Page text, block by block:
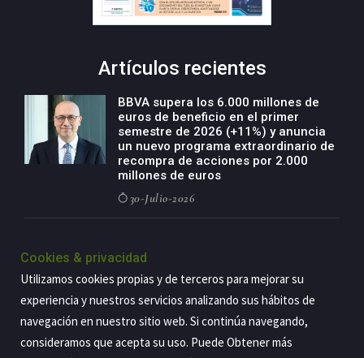
Artículos recientes
BBVA supera los 6.000 millones de
euros de beneficio en el primer
semestre de 2026 (+11%) y anuncia
un nuevo programa extraordinario de
recompra de acciones por 2.000
millones de euros
30-Julio-2026
negocio agro con un modelo global
de especialización presente en siete
países
29-Julio-2026
Cookies & privacidad
Utilizamos cookies propias y de terceros para mejorar su
experiencia y nuestros servicios analizando sus hábitos de
navegación en nuestro sitio web. Si continúa navegando,
consideramos que acepta su uso. Puede Obtener más